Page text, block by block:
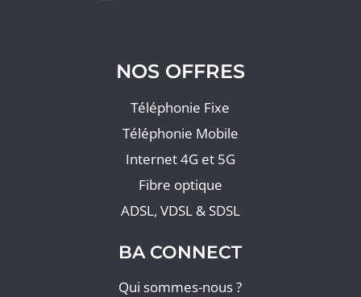
NOS OFFRES
Téléphonie Fixe
Téléphonie Mobile
Internet 4G et 5G
Fibre optique
ADSL, VDSL & SDSL
BA CONNECT
Qui sommes-nous ?